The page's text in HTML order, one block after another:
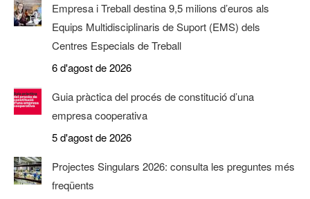
Empresa i Treball destina 9,5 milions d’euros als
Equips Multidisciplinaris de Suport (EMS) dels
Centres Especials de Treball
6 d'agost de 2026
Guia pràctica del procés de constitució d’una
empresa cooperativa
5 d'agost de 2026
Projectes Singulars 2026: consulta les preguntes més
freqüents